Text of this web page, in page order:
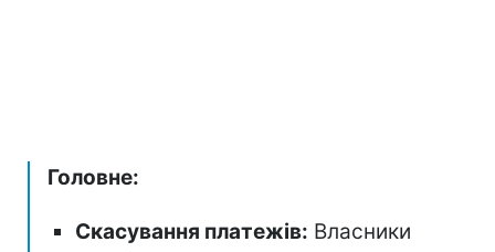
Головне:
Скасування платежів: Власники